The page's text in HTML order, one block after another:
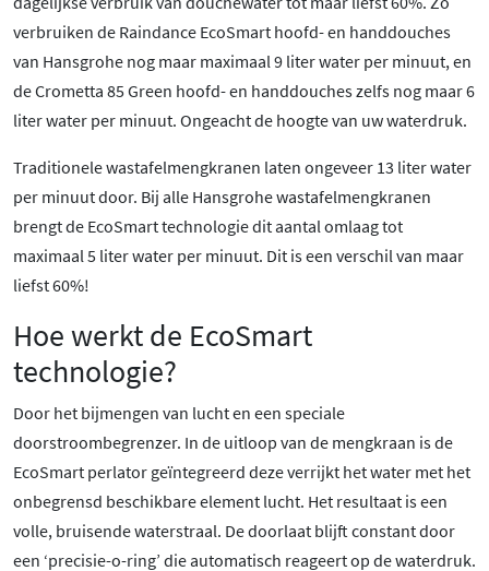
verbruiken de Raindance EcoSmart hoofd- en handdouches
van Hansgrohe nog maar maximaal 9 liter water per minuut, en
de Crometta 85 Green hoofd- en handdouches zelfs nog maar 6
liter water per minuut. Ongeacht de hoogte van uw waterdruk.
Traditionele wastafelmengkranen laten ongeveer 13 liter water
per minuut door. Bij alle Hansgrohe wastafelmengkranen
brengt de EcoSmart technologie dit aantal omlaag tot
maximaal 5 liter water per minuut. Dit is een verschil van maar
liefst 60%!
Hoe werkt de EcoSmart
technologie?
Door het bijmengen van lucht en een speciale
doorstroombegrenzer. In de uitloop van de mengkraan is de
EcoSmart perlator geïntegreerd deze verrijkt het water met het
onbegrensd beschikbare element lucht. Het resultaat is een
volle, bruisende waterstraal. De doorlaat blijft constant door
een ‘precisie-o-ring’ die automatisch reageert op de waterdruk.